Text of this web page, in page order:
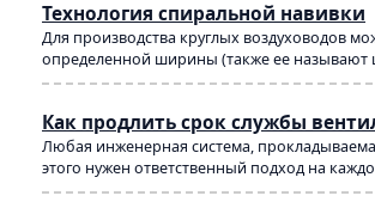
Технология спиральной навивки
Для производства круглых воздуховодов
определенной ширины (также ее называют
Как продлить срок службы
Любая инженерная система,
этого нужен ответственный подход на